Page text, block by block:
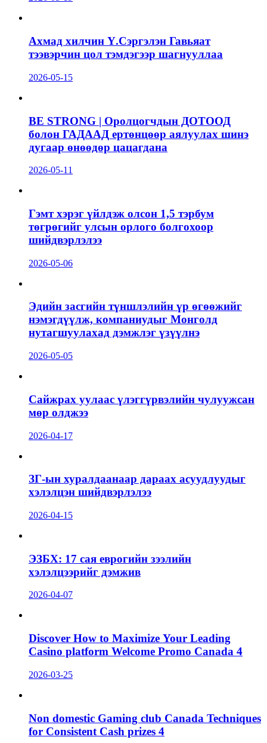
Ахмад хилчин Ү.Сэргэлэн Гавьяат
тээвэрчин цол тэмдэгээр шагнууллаа
2026-05-15
BE STRONG | Оролцогчдын ДОТООД
болон ГАДААД ертөнцөөр аялуулах шинэ
дугаар өнөөдөр цацагдана
2026-05-11
Гэмт хэрэг үйлдэж олсон 1,5 тэрбум
төгрөгийг улсын орлого болгохоор
шийдвэрлэлээ
2026-05-06
Эдийн засгийн түншлэлийн үр өгөөжийг
нэмэгдүүлж, компаниудыг Монголд
нутагшуулахад дэмжлэг үзүүлнэ
2026-05-05
Сайжрах уулаас үлэггүрвэлийн чулуужсан
мөр олджээ
2026-04-17
ЗГ-ын хуралдаанаар дараах асуудлуудыг
хэлэлцэн шийдвэрлэлээ
2026-04-15
ЭЗБХ: 17 сая еврогийн зээлийн
хэлэлцээрийг дэмжив
2026-04-07
Discover How to Maximize Your Leading
Casino platform Welcome Promo Canada 4
2026-03-25
Non domestic Gaming club Canada Techniques
for Consistent Cash prizes 4